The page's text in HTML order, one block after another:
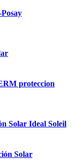
proteccion
Solar Ideal Soleil
Solar